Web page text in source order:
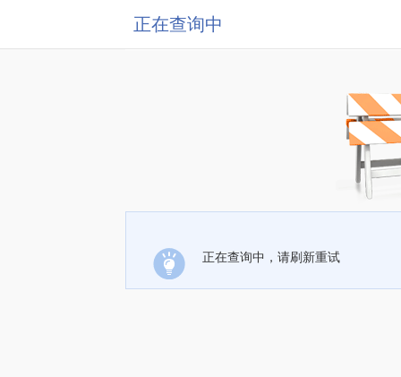
正在查询中
正在查询中，请刷新重试